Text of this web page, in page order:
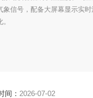
象信号，配备大屏幕显示实
间： 2026-07-02